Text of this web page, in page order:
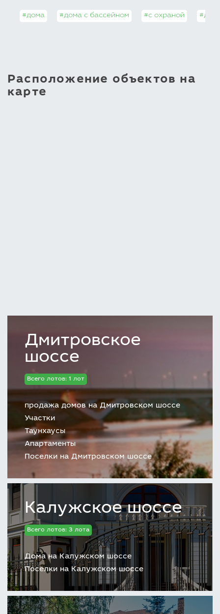
#дома #дома с бассейном #с охраной
Расположение объектов на
карте
Дмитровское
шоссе
Всего лотов: 1 лот
продажа домов на Дмитровском шоссе
Участки
Таунхаусы
Апартаменты
Поселки на Дмитровском шоссе
Калужское шоссе
Всего лотов: 3 лота
Дома на Калужском шоссе
Поселки на Калужском шоссе